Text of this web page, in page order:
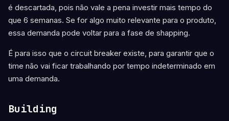
é descartada, pois não vale a pena investir mais tempo do
que 6 semanas. Se for algo muito relevante para o produto,
essa demanda pode voltar para a fase de shapping.
É para isso que o circuit breaker existe, para garantir que o
time não vai ficar trabalhando por tempo indeterminado em
uma demanda.
Building